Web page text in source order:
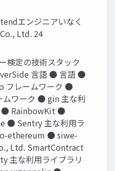
エンジニアいなく
Ltd. 24
検定の技術スタック
⾔語 ● ⾔語 ●
フレームワーク ●
ムワーク ● gin 主な利
● RainbowKit ●
● Sentry 主な利⽤ラ
ethereum ● siwe-
Ltd. SmartContract
主な利⽤ライブラリ